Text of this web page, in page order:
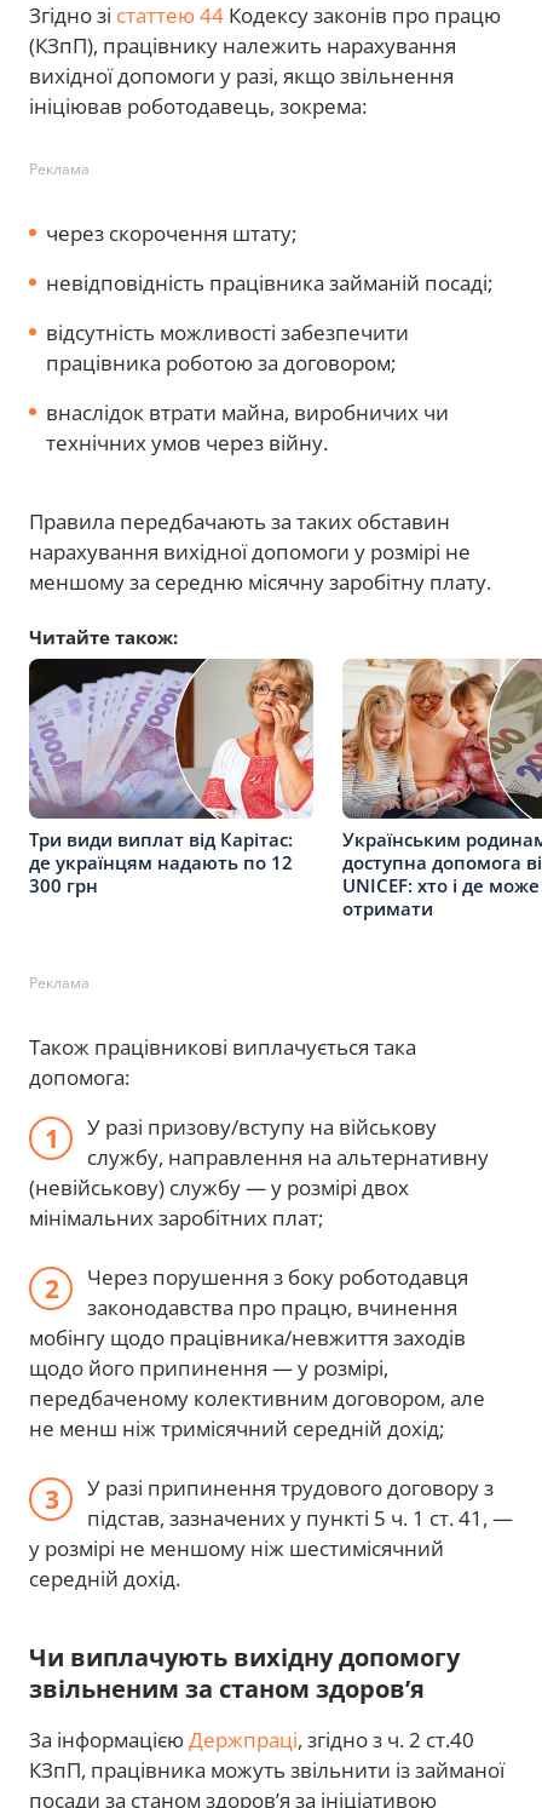
Згідно зі статтею 44 Кодексу законів про працю
(КЗпП), працівнику належить нарахування
вихідної допомоги у разі, якщо звільнення
ініціював роботодавець, зокрема:
Реклама
через скорочення штату;
невідповідність працівника займаній посаді;
відсутність можливості забезпечити
працівника роботою за договором;
внаслідок втрати майна, виробничих чи
технічних умов через війну.
Правила передбачають за таких обставин
нарахування вихідної допомоги у розмірі не
меншому за середню місячну заробітну плату.
Читайте також:
Три види виплат від Карітас:
де українцям надають по 12
300 грн
Українським
доступна допомога
UNICEF: хто і де може
отримати
Реклама
Також працівникові виплачується така
допомога:
У разі призову/вступу на військову
службу, направлення на альтернативну
(невійськову) службу — у розмірі двох
мінімальних заробітних плат;
Через порушення з боку роботодавця
законодавства про працю, вчинення
мобінгу щодо працівника/невжиття заходів
щодо його припинення — у розмірі,
передбаченому колективним договором, але
не менш ніж тримісячний середній дохід;
У разі припинення трудового договору з
підстав, зазначених у пункті 5 ч. 1 ст. 41, —
у розмірі не меншому ніж шестимісячний
середній дохід.
Чи виплачують вихідну допомогу
звільненим за станом здоров’я
За інформацієюДержпраці, згідно з ч. 2 ст.40
КЗпП, працівника можуть звільнити із займаної
посади за станом здоров’я за ініціативою